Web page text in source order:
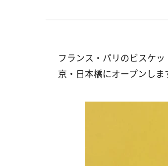
フランス・パリのビスケ
京・日本橋にオープンしま